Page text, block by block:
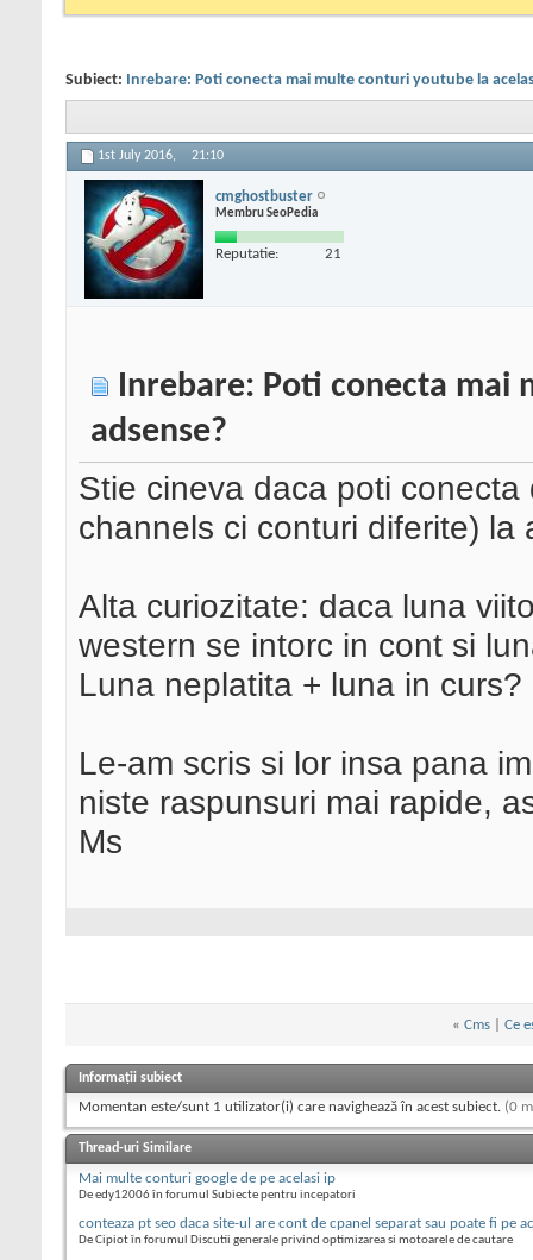
Subiect: Inrebare: Poti conecta mai multe conturi youtube la
1st July 2016, 21:10
cmghostbuster
Membru SeoPedia
Reputatie: 21
Inrebare: Poti conecta mai
adsense?
Stie cineva daca poti
channels ci conturi diferite)
Alta curiozitate: daca luna
western se intorc in cont si
Luna neplatita + luna in curs?
Le-am scris si lor insa pana
niste raspunsuri mai rapide,
Ms
« Cms Ce
Informații subiect
Momentan este/sunt 1 utilizator(i) care navighează în acest subiect. (0
Thread-uri Similare
Mai multe conturi google de pe acelasi ip
De edy12006 în forumul Subiecte pentru incepatori
conteaza pt seo daca site-ul are cont de cpanel separat sau poate fi pe
De Cipiot în forumul Discutii generale privind optimizarea si motoarele de cautare